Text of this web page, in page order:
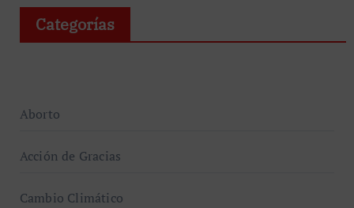
Categorías
Aborto
Acción de Gracias
Cambio Climático